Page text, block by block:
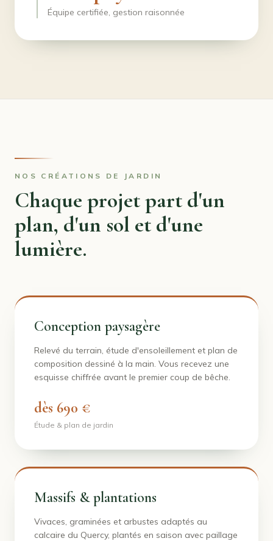
Équipe certifiée, gestion raisonnée
NOS CRÉATIONS DE JARDIN
Chaque projet part d'un
plan, d'un sol et d'une
lumière.
Conception paysagère
Relevé du terrain, étude d'ensoleillement et plan de
composition dessiné à la main. Vous recevez une
esquisse chiffrée avant le premier coup de bêche.
dès 690 €
Étude & plan de jardin
Massifs & plantations
Vivaces, graminées et arbustes adaptés au
calcaire du Quercy, plantés en saison avec paillage